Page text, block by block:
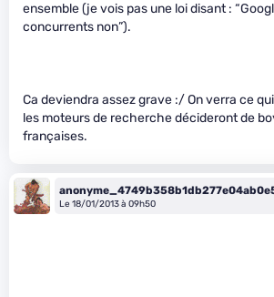
ensemble (je vois pas une loi disant :
concurrents non”).
Ca deviendra assez grave :/ On verra ce
les moteurs de recherche décideront de
françaises.
Le 18/01/2013 à 09h50